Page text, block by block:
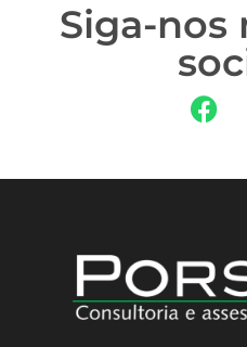
Siga-nos